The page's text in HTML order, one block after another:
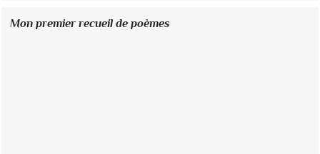
Mon premier recueil de poèmes